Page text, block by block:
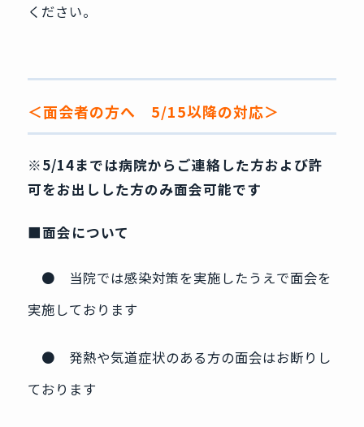
ください。
＜面会者の方へ 5/15以降の対応＞
※5/14までは病院からご連絡した方および許
可をお出しした方のみ面会可能です
■面会について
● 当院では感染対策を実施したうえで面会を
実施しております
● 発熱や気道症状のある方の面会はお断りし
ております